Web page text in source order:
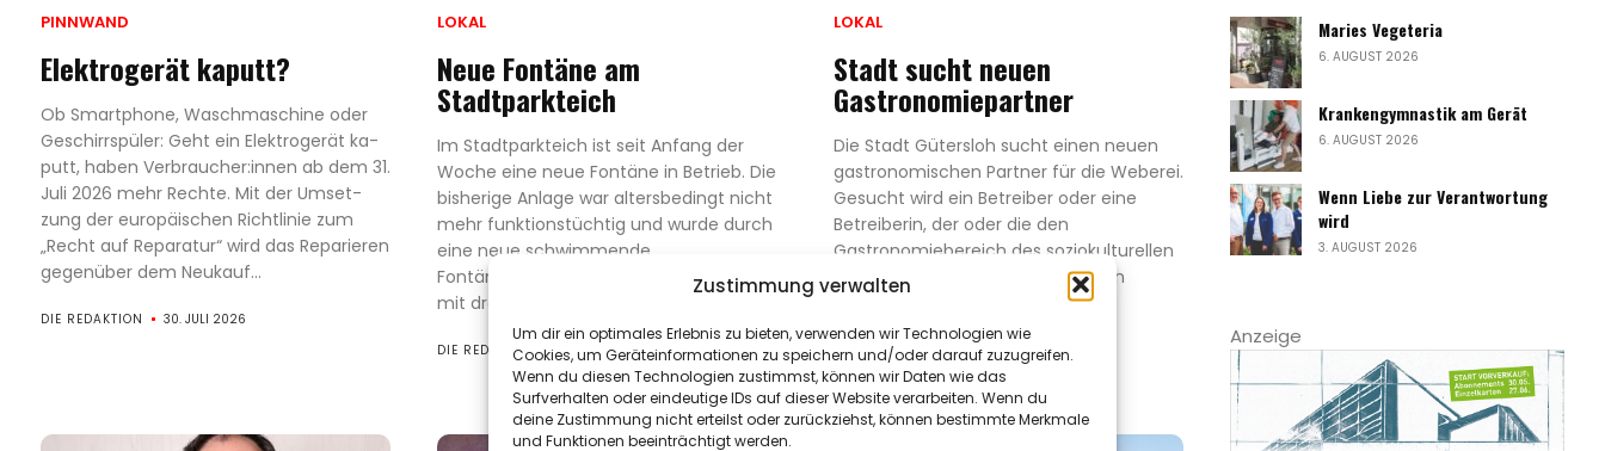
Zustimmung verwalten
Um dir ein optimales Erlebnis zu bieten, verwenden wir Technologien wie
Cookies, um Geräteinformationen zu speichern und/oder darauf zuzugreifen.
Wenn du diesen Technologien zustimmst, können wir Daten wie das
Surfverhalten oder eindeutige IDs auf dieser Website verarbeiten. Wenn du
deine Zustimmung nicht erteilst oder zurückziehst, können bestimmte Merkmale
und Funktionen beeinträchtigt werden.
Aktuelles
&
Termine
Kultur
&
PINNWAND
Elektrogerät kaputt?
Ob Smartphone, Waschmaschine oder
Geschirrspüler: Geht ein Elektrogerät ka-
putt, haben Verbraucher:innen ab dem 31.
Juli 2026 mehr Rechte. Mit der Umset-
zung der europäischen Richtlinie zum
„Recht auf Reparatur“ wird das Reparieren
gegenüber dem Neukauf...
DIE REDAKTION 30. JULI 2026
LOKAL
Neue Fontäne am
Stadtparkteich
Im Stadtparkteich ist seit Anfang der
Woche eine neue Fontäne in Betrieb. Die
bisherige Anlage war altersbedingt nicht
mehr funktionstüchtig und wurde durch
eine neue schwimmende
Fontänenanlage ersetzt. Die Konstruktion
mit drei Aggregaten und...
DIE REDAKTION 23. JULI 2026
LOKAL
Stadt sucht neuen
Gastronomiepartner
Die Stadt Gütersloh sucht einen neuen
gastronomischen Partner für die Weberei.
Gesucht wird ein Betreiber oder eine
Betreiberin, der oder die den
Gastronomiebereich des soziokulturellen
Zentrums mit einem zeitgemäßen
Konzept neu belebt und damit...
DIE REDAKTION 22. JULI 2026
Maries Vegeteria
6. AUGUST 2026
Krankengymnastik am Gerät
6. AUGUST 2026
Wenn Liebe zur Verantwortung
wird
3. AUGUST 2026
Anzeige